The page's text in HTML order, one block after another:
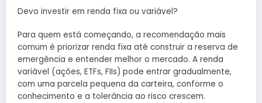
Devo investir em renda fixa ou variável?
Para quem está começando, a recomendação mais
comum é priorizar renda fixa até construir a reserva de
emergência e entender melhor o mercado. A renda
variável (ações, ETFs, FIIs) pode entrar gradualmente,
com uma parcela pequena da carteira, conforme o
conhecimento e a tolerância ao risco crescem.